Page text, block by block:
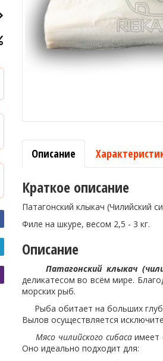
Описание
Краткое описание
Патагонский клыкач (Чилийский
Филе на шкуре, весом 2,5 - 3 кг.
Описание
Патагонский клыкач
деликатесом во всём мире.
морских рыб.
Рыба обитает на больших
Вылов осуществляется
Мясо чилийского сибасаимеет
Оно идеально подходит для: